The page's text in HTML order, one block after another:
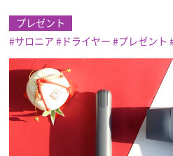
エンタメ
ライフスタイル
プレゼント
プレゼント
サロニア
ドライヤー プレゼント